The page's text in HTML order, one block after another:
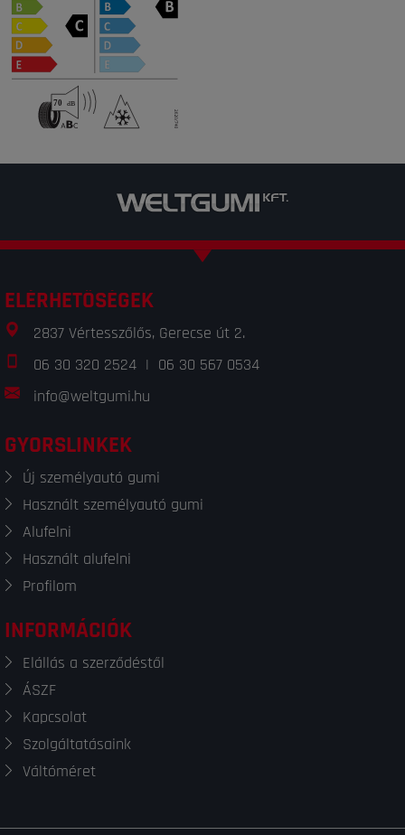
ELÉRHETŐSÉGEK
2837 Vértesszőlős, Gerecse út 2.
06 30 320 2524 | 06 30 567 0534
info@weltgumi.hu
GYORSLINKEK
Új személyautó gumi
Használt személyautó gumi
Alufelni
Használt alufelni
Profilom
INFORMÁCIÓK
Elállás a szerződéstől
ÁSZF
Kapcsolat
Szolgáltatásaink
Váltóméret